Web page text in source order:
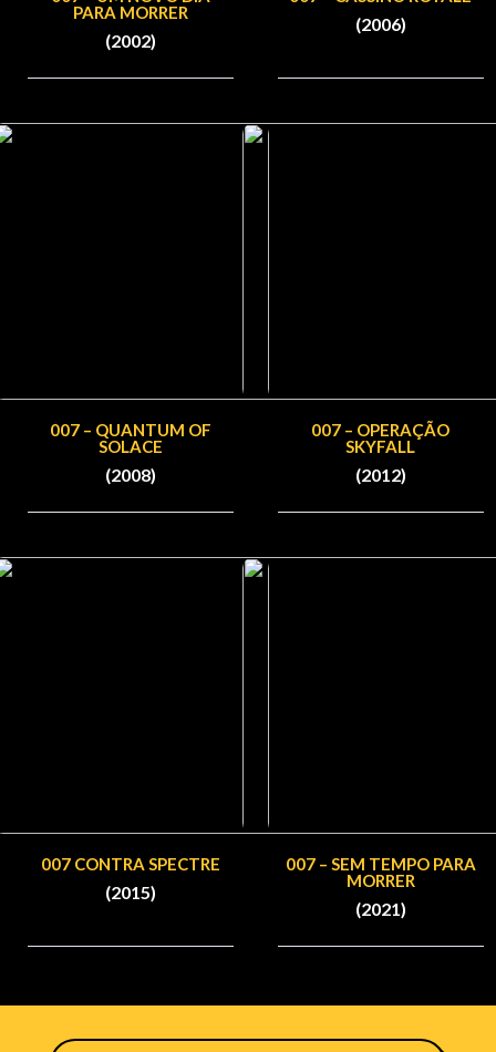
PARA MORRER
(2002)
(2006)
007 – QUANTUM OF
SOLACE
(2008)
007 – OPERAÇÃO
SKYFALL
(2012)
007 CONTRA SPECTRE
(2015)
007 – SEM TEMPO PARA
MORRER
(2021)